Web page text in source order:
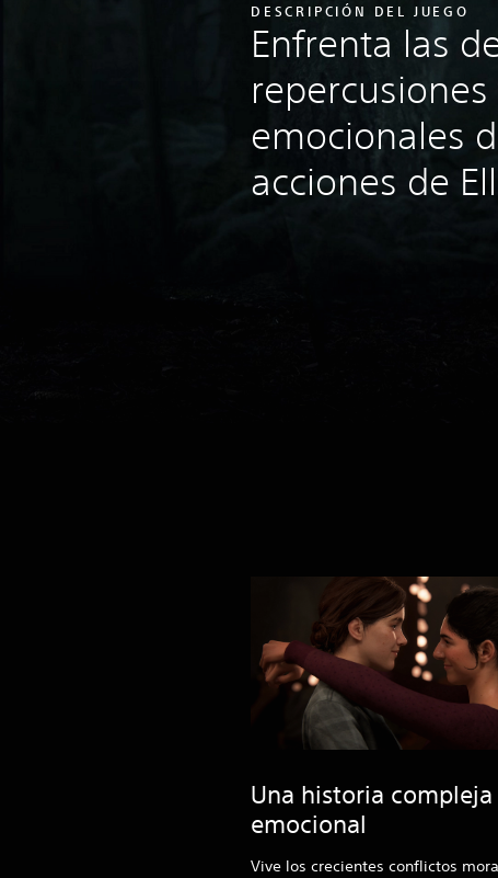
DESCRIPCIÓN DEL JUEGO
Enfrenta las
repercusiones
emocionales
acciones de
Una historia compleja
emocional
Vive los crecientes conflictos